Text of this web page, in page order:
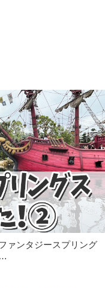
ァンタジースプリング